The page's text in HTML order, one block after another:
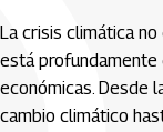
La crisis climática
está profundamente
económicas. Desde
cambio climático